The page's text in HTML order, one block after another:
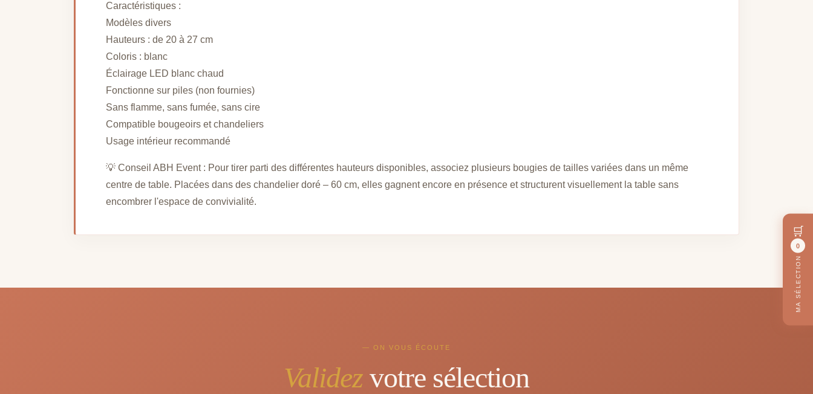
Caractéristiques :
Modèles divers
Hauteurs : de 20 à 27 cm
Coloris : blanc
Éclairage LED blanc chaud
Fonctionne sur piles (non fournies)
Sans flamme, sans fumée, sans cire
Compatible bougeoirs et chandeliers
Usage intérieur recommandé
💡 Conseil ABH Event : Pour tirer parti des différentes hauteurs disponibles, associez plusieurs bougies de tailles variées dans un même
centre de table. Placées dans des chandelier doré – 60 cm, elles gagnent encore en présence et structurent visuellement la table sans
encombrer l'espace de convivialité.
— ON VOUS ÉCOUTE
Validez votre sélection
🛒
0
MA SÉLECTION